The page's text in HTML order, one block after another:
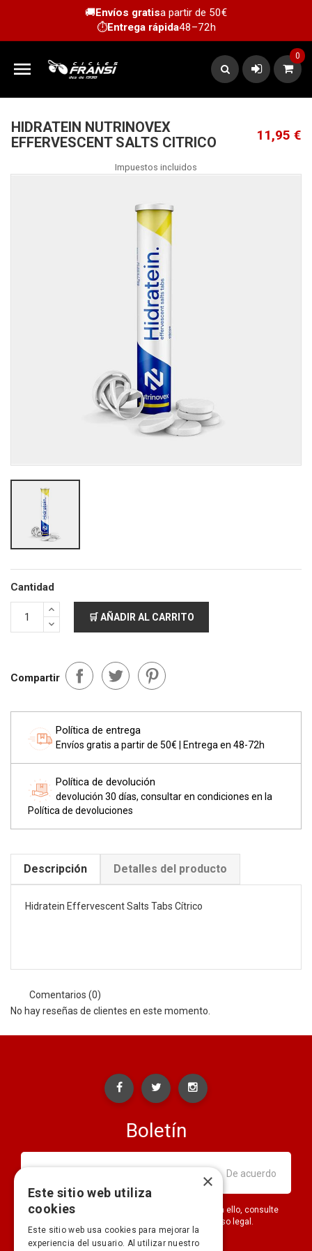
🚚Envíos gratisa partir de 50€
⏱️Entrega rápida48–72h

0
HIDRATEIN NUTRINOVEX
EFFERVESCENT SALTS CITRICO
11,95 €
Impuestos incluidos
Cantidad
🛒 AÑADIR AL CARRITO
Compartir
Política de entrega
Envíos gratis a partir de 50€ | Entrega en 48-72h
Política de devolución
devolución 30 días, consultar en condiciones en la
Política de devoluciones
Descripción Detalles del producto
Hidratein Effervescent Salts Tabs Cítrico
Comentarios (0)
No hay reseñas de clientes en este momento.
Boletín
Puede darse de baja en cualquier momento. Para ello, consulte
nuestra información de contacto en el aviso legal.
×
Este sitio web utiliza
cookies
Este sitio web usa cookies para mejorar la
experiencia del usuario. Al utilizar nuestro